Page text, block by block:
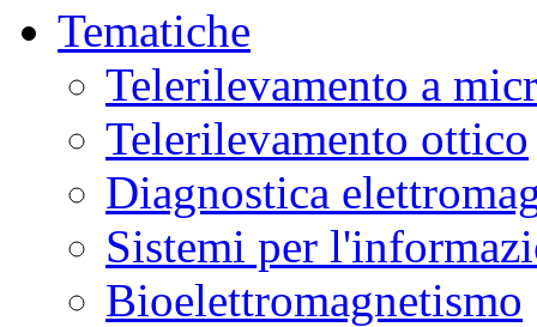
Tematiche
Telerilevamento a
Telerilevamento ottico
Diagnostica
Sistemi per
Bioelettromagnetismo